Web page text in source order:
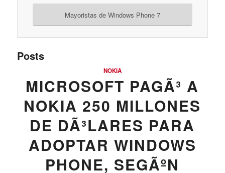
Mayoristas de Windows Phone 7
Posts
NOKIA
MICROSOFT PAGÃ³ A
NOKIA 250 MILLONES
DE DÃ³LARES PARA
ADOPTAR WINDOWS
PHONE, SEGÃºN